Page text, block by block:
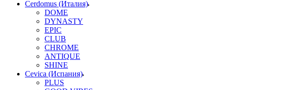
Cerdomus (Италия)
DOME
DYNASTY
EPIC
CLUB
CHROME
ANTIQUE
SHINE
Cevica (Испания)
PLUS